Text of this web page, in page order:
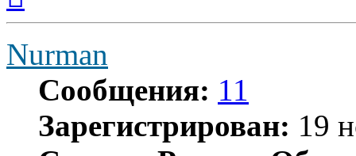
началу
Nurman
Сообщения: 11
Зарегистрирован: 19